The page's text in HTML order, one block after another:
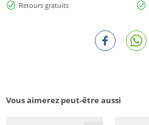
Retours gratuits
Vous aimerez peut-être aussi